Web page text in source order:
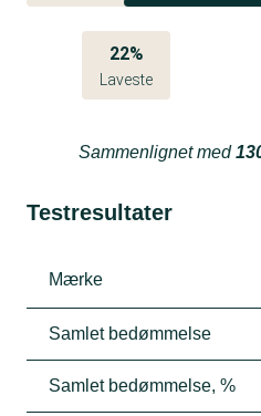
22%
Laveste
Sammenlignet med
Testresultater
Mærke
Samlet bedømmelse
Samlet bedømmelse, %